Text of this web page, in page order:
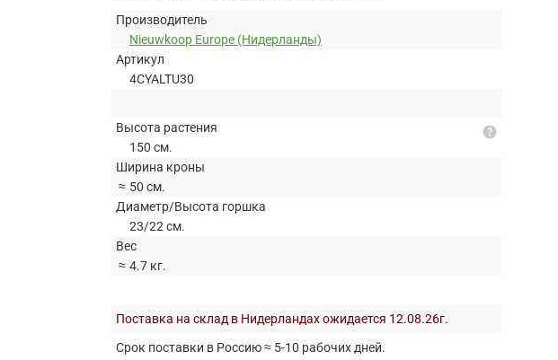
Производитель
Nieuwkoop Europe (Нидерланды)
Артикул
4CYALTU30
Высота растения
150 см.
Ширина кроны
≈ 50 см.
Диаметр/Высота горшка
23/22 см.
Вес
≈ 4.7 кг.
help
Поставка на склад в Нидерландах ожидается 12.08.26г.
Срок поставки в Россию ≈ 5-10 рабочих дней.